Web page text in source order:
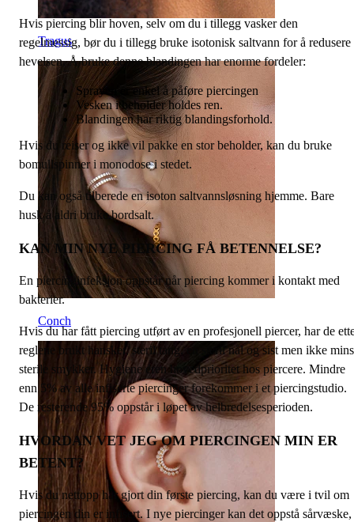
Tragus
Conch
Hvis piercing blir hoven, selv om du i tillegg vasker den
regelmessig, bør du i tillegg bruke isotonisk saltvann for å redusere
hevelsen. Å bruke denne blandingen har enorme fordeler:
Sprayen er enkel å påføre piercingen
Vesken i beholder holdes ren.
Blandingen har riktig blandingsforhold.
Hvis du reiser og ikke vil pakke en stor beholder, kan du bruke
bomullspinner i monodose i stedet.
Du kan også tilberede en isoton saltvannsløsning hjemme. Bare
husk å aldri bruke bordsalt.
KAN MIN NYE PIERCING FÅ BETENNELSE?
En piercinginfeksjon oppstår når piercing kommer i kontakt med
bakterier.
Hvis du har fått piercing utført av en profesjonell piercer, har de
reglene brukt hansker, steril tang, en steril nål og sist men ikke
sterile smykker. Hygiene eren hovedprioritet hos piercere. Mindre
enn 5% av alle infiserte piercinger forekommer i et piercingstudio.
De resterende 95% oppstår i løpet av helbredelsesperioden.
HVORDAN VET JEG OM PIERCINGEN MIN ER
BETENT?
Hvis du nettopp har gjort din første piercing, kan du være i tvil om
piercingen din er infisert. I nye piercinger kan det oppstå sårvæske,